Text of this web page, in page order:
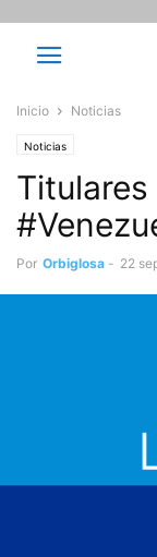
Inicio Noticias
Noticias
Por Orbiglosa - 22